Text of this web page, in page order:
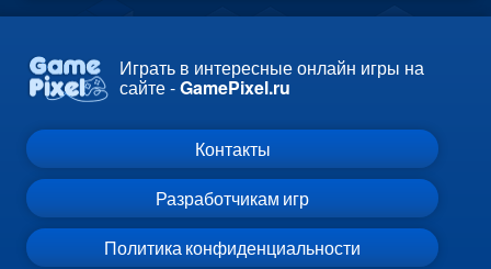
Играть в интересные онлайн игры на
сайте -GamePixel.ru
Контакты
Разработчикам игр
Политика конфиденциальности